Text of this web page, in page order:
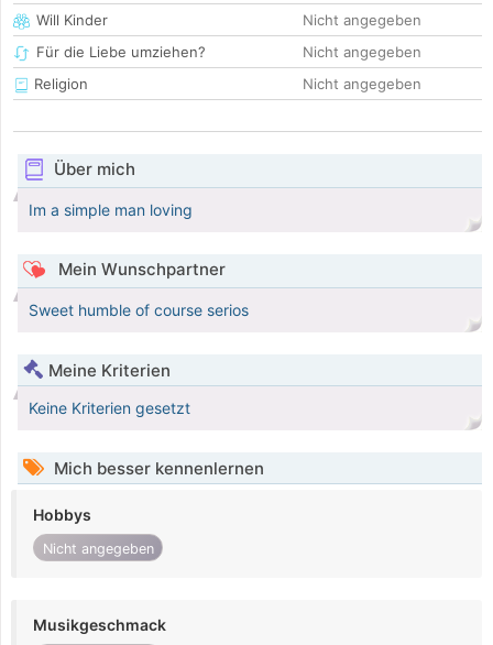
Will Kinder
Nicht angegeben
Für die Liebe umziehen?
Nicht angegeben
Religion
Nicht angegeben
Über mich
Im a simple man loving
Mein Wunschpartner
Sweet humble of course serios
Meine Kriterien
Keine Kriterien gesetzt
Mich besser kennenlernen
Hobbys
Nicht angegeben
Musikgeschmack